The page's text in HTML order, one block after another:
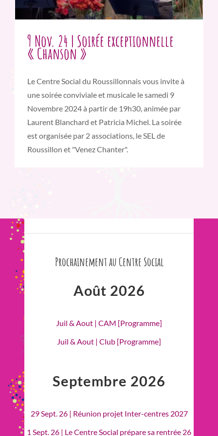
9 Nov. 24 | Soirée exceptionnelle
« Chanson »
Le Centre Social du Roussillonnais vous invite à
une soirée conviviale et musicale le samedi 9
Novembre 2024 à partir de 19h30, animée par
Laurent Blanchard et Patricia Michel. La soirée
est organisée par 2 associations, le SEL de
Roussillon et "Venez Chanter".
Prochainement au Centre Social
Août 2026
Juil & Aout | CAM [Programme]
Juil & Aout | Club [Programme]
Septembre 2026
29 Sept. 26 | Réunion projet Inter-centres 2027
1 Sept. 26 | Le Centre Social prépare sa rentrée 26